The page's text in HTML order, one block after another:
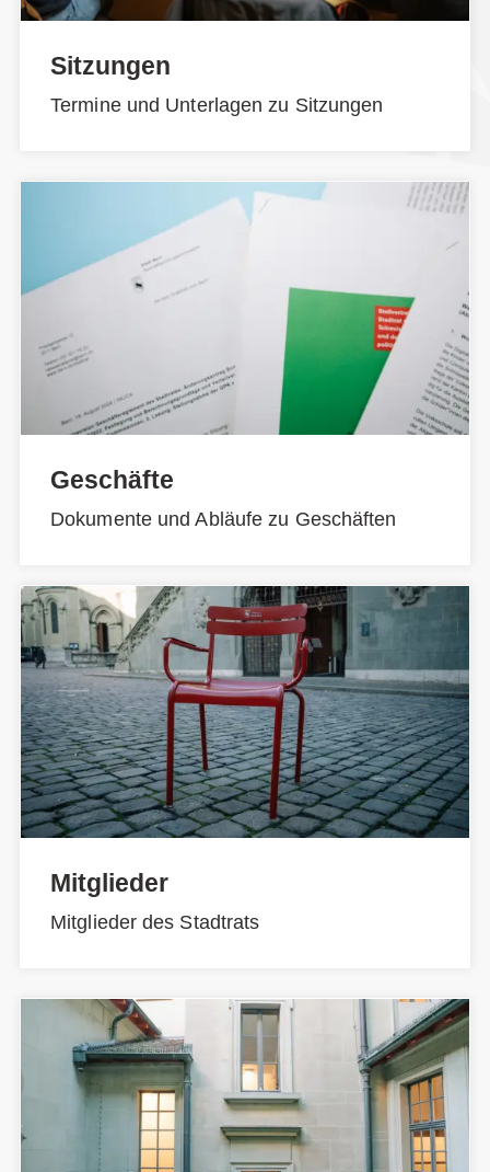
Sitzungen
Termine und Unterlagen zu Sitzungen
Geschäfte
Dokumente und Abläufe zu Geschäften
Mitglieder
Mitglieder des Stadtrats